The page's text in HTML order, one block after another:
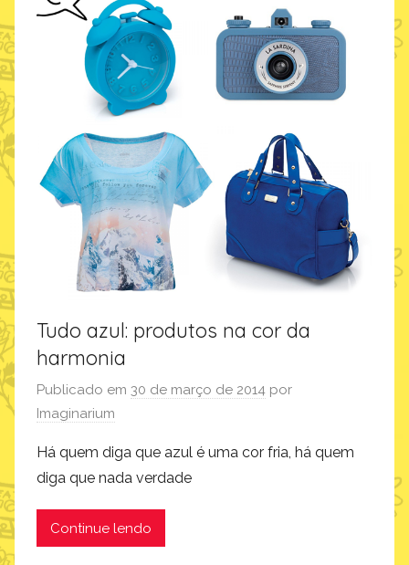
i
Tudo azul: produtos na cor da
harmonia
Publicado em 30 de março de 2014 por
Imaginarium
Há quem diga que azul é uma cor fria, há quem
diga que nada verdade
Continue lendo